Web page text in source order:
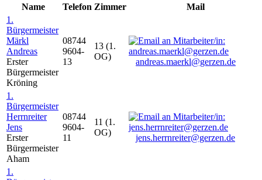
Name
Telefon Zimmer
Mail
1.
Bürgermeister
Märkl
Andreas
Erster
Bürgermeister
Kröning
08744
9604-
13
13 (1.
OG)
andreas.maerkl@gerzen.de
1.
Bürgermeister
Herrnreiter
Jens
Erster
Bürgermeister
Aham
08744
9604-
11
11 (1.
OG)
jens.herrnreiter@gerzen.de
1.